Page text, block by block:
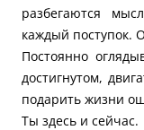
разбегаются
каждый поступок.
Постоянно
достигнутом,
подарить жизни
Ты здесь и сейчас.